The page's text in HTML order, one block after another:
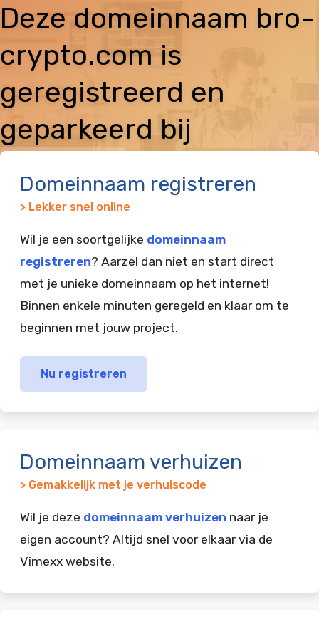
Deze domeinnaam bro-
crypto.com is
geregistreerd en
geparkeerd bij
Domeinnaam registreren
> Lekker snel online
Wil je een soortgelijke domeinnaam
registreren? Aarzel dan niet en start direct
met je unieke domeinnaam op het internet!
Binnen enkele minuten geregeld en klaar om te
beginnen met jouw project.
Nu registreren
Domeinnaam verhuizen
> Gemakkelijk met je verhuiscode
Wil je deze domeinnaam verhuizen naar je
eigen account? Altijd snel voor elkaar via de
Vimexx website.